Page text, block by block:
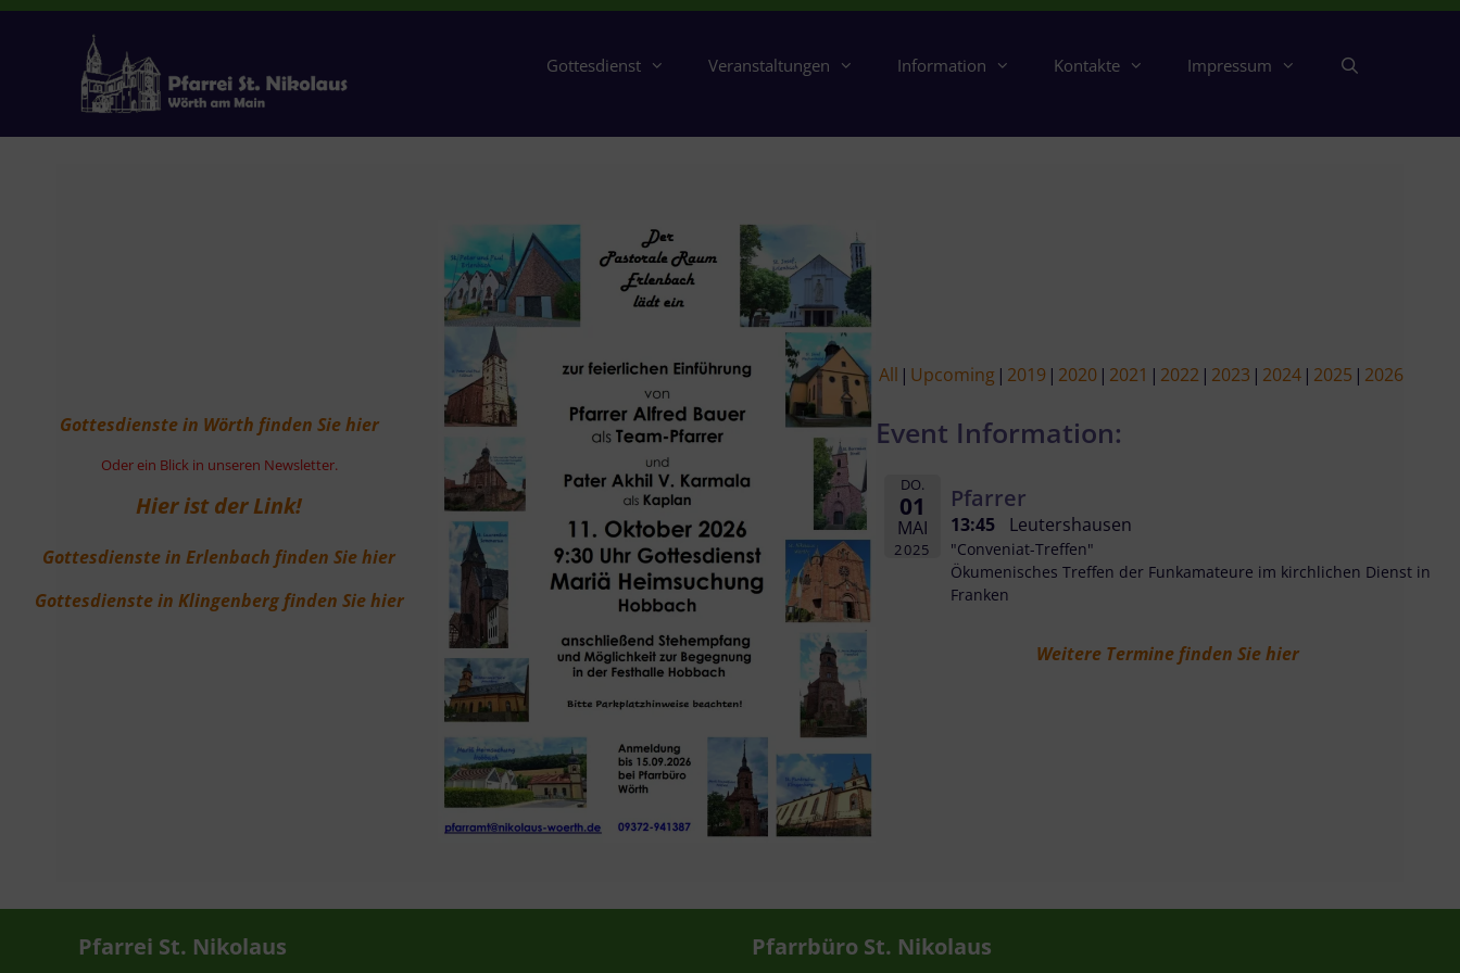
Zum
Gottesdienst Veranstaltungen Information Kontakte Impressum
Gottesdienste in Wörth finden Sie hier
Oder ein Blick in unseren Newsletter.
Hier ist der Link!
Gottesdienste in Erlenbach finden Sie hier
Gottesdienste in Klingenberg finden Sie hier
All Upcoming 2019 2020 2021 2022 2023 2024 2025 2026
Event Information:
DO.
01
MAI
2025
Pfarrer
13:45 Leutershausen
"Conveniat-Treffen"
Ökumenisches Treffen der Funkamateure im kirchlichen Dienst in
Franken
Weitere Termine finden Sie hier
Pfarrei St. Nikolaus Pfarrbüro St. Nikolaus